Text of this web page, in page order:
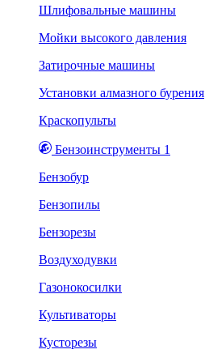
Шлифовальные машины
Мойки высокого давления
Затирочные машины
Установки алмазного бурения
Краскопульты
Бензоинструменты 1
Бензобур
Бензопилы
Бензорезы
Воздуходувки
Газонокосилки
Культиваторы
Кусторезы